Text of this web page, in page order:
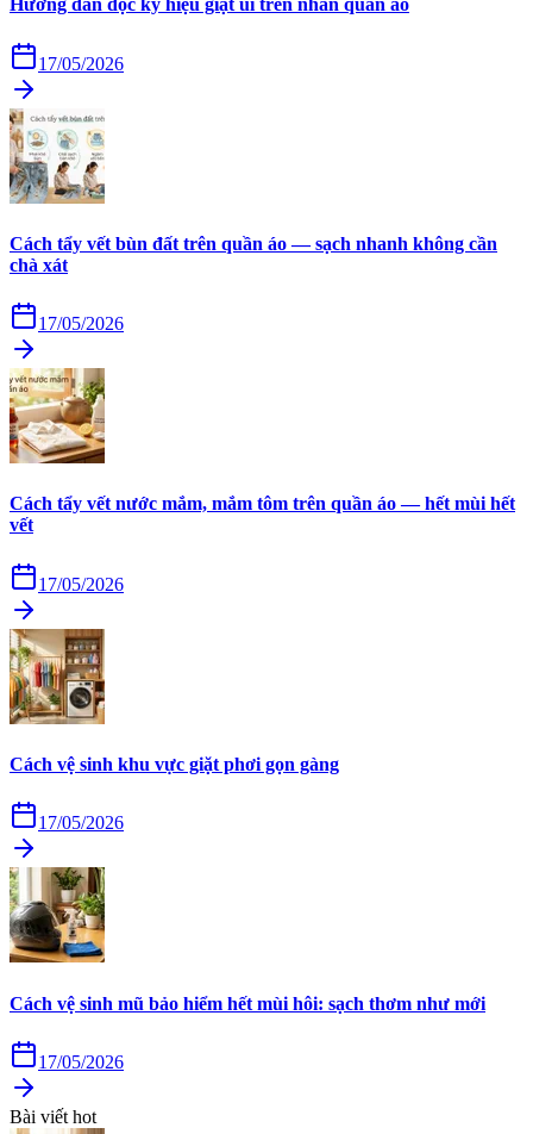
Hướng dẫn đọc ký hiệu giặt ủi trên nhãn quần áo
17/05/2026
Cách tẩy vết bùn đất trên quần áo — sạch nhanh không cần
chà xát
17/05/2026
Cách tẩy vết nước mắm, mắm tôm trên quần áo — hết mùi hết
vết
17/05/2026
Cách vệ sinh khu vực giặt phơi gọn gàng
17/05/2026
Cách vệ sinh mũ bảo hiểm hết mùi hôi: sạch thơm như mới
17/05/2026
Bài viết hot